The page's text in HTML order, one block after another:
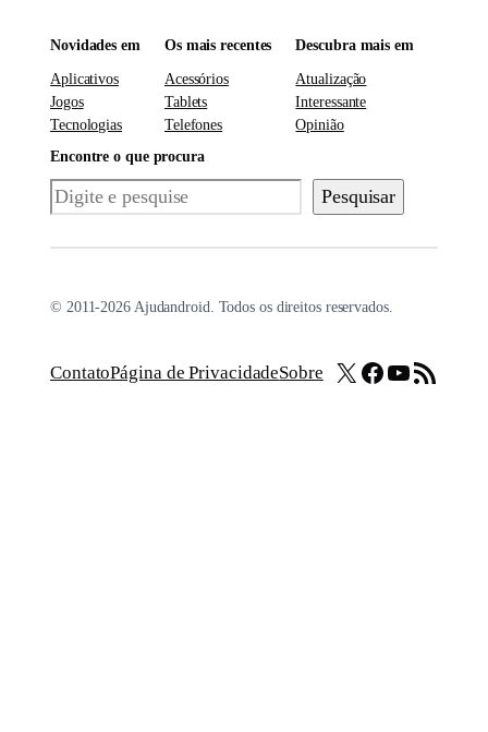
Novidades em
Aplicativos
Jogos
Tecnologias
Os mais recentes
Acessórios
Tablets
Telefones
Descubra mais em
Atualização
Interessante
Opinião
Encontre o que procura
Pesquisar Pesquisar
© 2011-2026 Ajudandroid. Todos os direitos reservados.
ContatoPágina de PrivacidadeSobre X Facebook
Youtube
Feed RSS